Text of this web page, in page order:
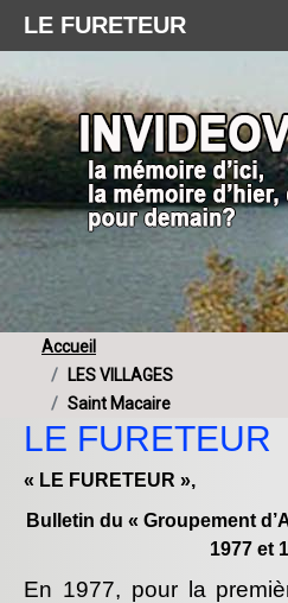
Accueil
LES VILLAGES
Saint Macaire
LE FURETEUR
« LE FURETEUR »,
Bulletin du « Groupement
1977 et
En 1977, pour la
LE FURETEUR